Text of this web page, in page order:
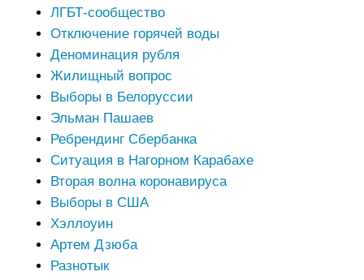
ЛГБТ-сообщество
Отключение горячей воды
Деноминация рубля
Жилищный вопрос
Выборы в Белоруссии
Эльман Пашаев
Ребрендинг Сбербанка
Ситуация в Нагорном Карабахе
Вторая волна коронавируса
Выборы в США
Хэллоуин
Артем Дзюба
Разнотык